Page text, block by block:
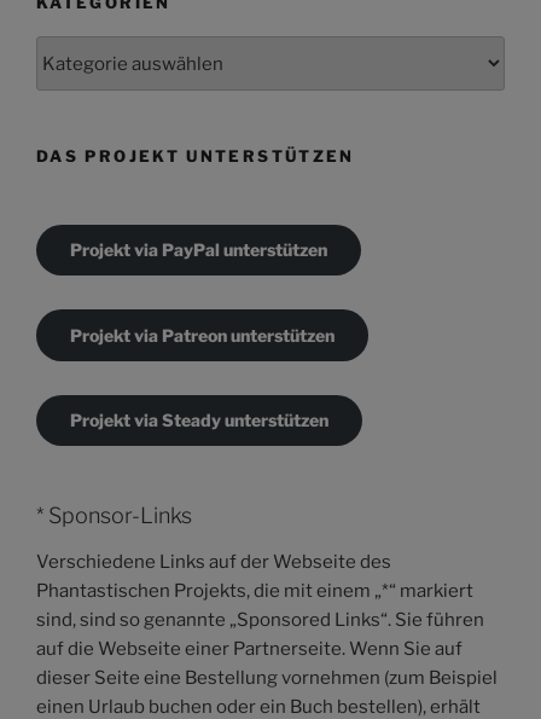
DAS PROJEKT UNTERSTÜTZEN
Projekt via PayPal unterstützen
Projekt via Patreon unterstützen
Projekt via Steady unterstützen
* Sponsor-Links
Verschiedene Links auf der Webseite des
Phantastischen Projekts, die mit einem „*“ markiert
sind, sind so genannte „Sponsored Links“. Sie führen
auf die Webseite einer Partnerseite. Wenn Sie auf
dieser Seite eine Bestellung vornehmen (zum Beispiel
einen Urlaub buchen oder ein Buch bestellen), erhält